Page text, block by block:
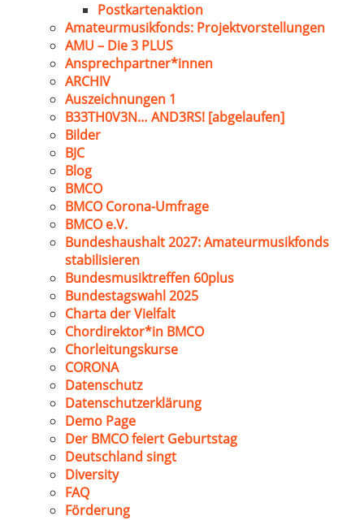
Postkartenaktion
Amateurmusikfonds: Projektvorstellungen
AMU – Die 3 PLUS
Ansprechpartner*innen
ARCHIV
Auszeichnungen 1
B33TH0V3N… AND3RS! [abgelaufen]
Bilder
BJC
Blog
BMCO
BMCO Corona-Umfrage
BMCO e.V.
Bundeshaushalt 2027: Amateurmusikfonds
stabilisieren
Bundesmusiktreffen 60plus
Bundestagswahl 2025
Charta der Vielfalt
Chordirektor*in BMCO
Chorleitungskurse
CORONA
Datenschutz
Datenschutzerklärung
Demo Page
Der BMCO feiert Geburtstag
Deutschland singt
Diversity
FAQ
Förderung